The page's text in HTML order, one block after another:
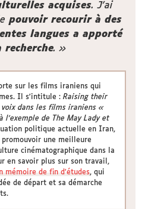
acquises. J'ai
pouvoir recourir à des
langues a apporté
recherche. »
sur les films iraniens qui
Il s'intitule : Raising their
voix dans les films iraniens «
l’exemple de The May Lady et
politique actuelle en Iran,
une meilleure
cinématographique dans la
en savoir plus sur son travail,
mémoire de fin d'études, qui
de départ et sa démarche